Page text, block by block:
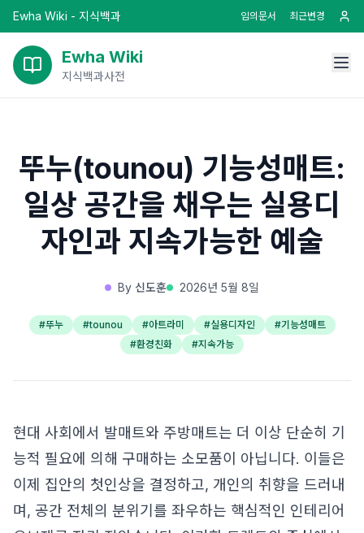
Ewha Wiki - 지식백과 임의문서 최근변경
Ewha Wiki
지식백과사전
뚜누(tounou) 기능성매트:
일상 공간을 채우는 실용디
자인과 지속가능한 예술
By 신도훈 2026년 5월 8일
#뚜누 #tounou #아트라미 #실용디자인 #기능성매트
#환경친화 #지속가능
현대 사회에서 발매트와 주방매트는 더 이상 단순히 기
능적 필요에 의해 구매하는 소모품이 아닙니다. 이들은
이제 집안의 첫인상을 결정하고, 개인의 취향을 드러내
며, 공간 전체의 분위기를 좌우하는 핵심적인 인테리어